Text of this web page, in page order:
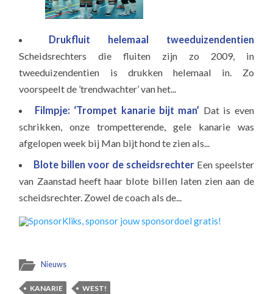
Drukfluit helemaal tweeduizendentien
Scheidsrechters die fluiten zijn zo 2009, in
tweeduizendentien is drukken helemaal in. Zo
voorspeelt de ’trendwachter’ van het...
Filmpje: ‘Trompet kanarie bijt man’ Dat is even
schrikken, onze trompetterende, gele kanarie was
afgelopen week bij Man bijt hond te zien als...
Blote billen voor de scheidsrechter Een speelster
van Zaanstad heeft haar blote billen laten zien aan de
scheidsrechter. Zowel de coach als de...
Nieuws
KANARIE WEST!